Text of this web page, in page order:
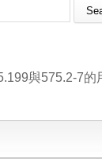
與575.2-7的